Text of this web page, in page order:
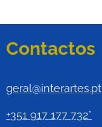
Contactos
geral@interartes.pt
+351 917 177 732*